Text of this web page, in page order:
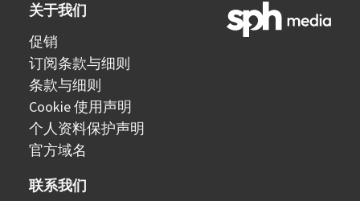
关于我们
促销
订阅条款与细则
条款与细则
Cookie 使用声明
个人资料保护声明
官方域名
联系我们